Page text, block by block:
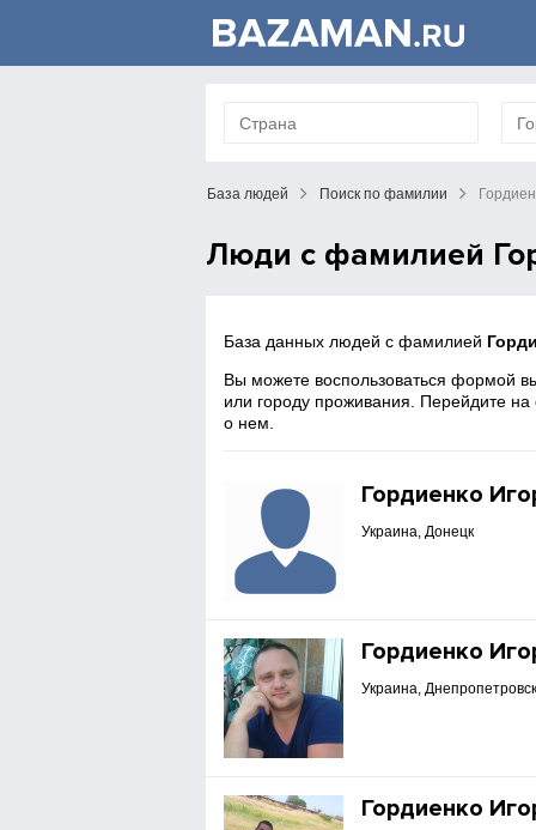
База людей Поиск по фамилии
Люди с фамилией
База данных людей с фамилией
Вы можете воспользоваться формой
или городу проживания. Перейдите
о нем.
Гордиенко
Украина, Донецк
Гордиенко
Украина,
Гордиенко